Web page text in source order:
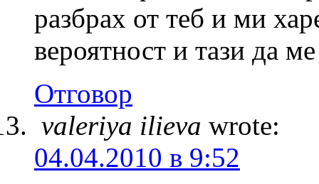
разбрах от теб и ми
вероятност и тази да
Отговор
valeriya ilieva wrote:
04.04.2010 в 9:52